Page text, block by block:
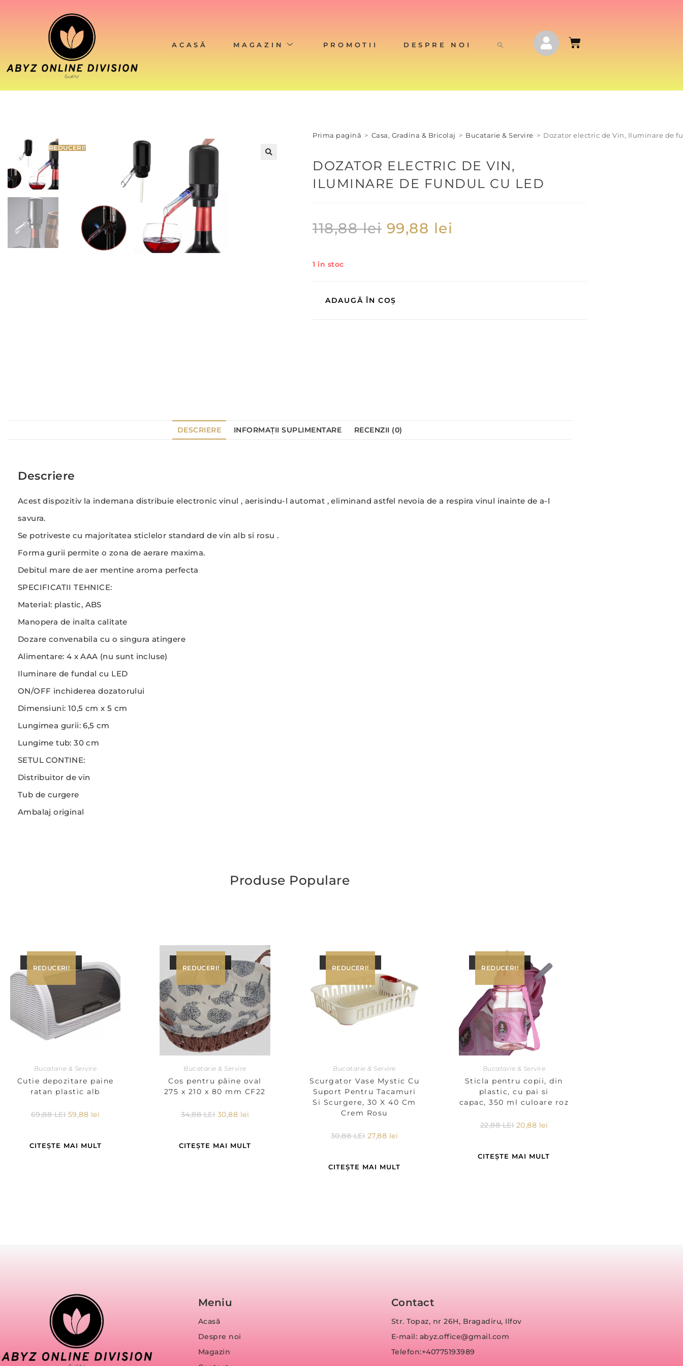
ACASĂ MAGAZIN PROMOTII DESPRE NOI
REDUCERI!
Prima pagină > Casa, Gradina & Bricolaj > Bucatarie & Servire > Dozator electric de Vin, Iluminare de
DOZATOR ELECTRIC DE VIN,
ILUMINARE DE FUNDUL CU LED
118,88lei 99,88 lei
1 în stoc
ADAUGĂ ÎN COȘ
DESCRIERE INFORMAȚII SUPLIMENTARE RECENZII (0)
Descriere
Acest dispozitiv la indemana distribuie electronic vinul , aerisindu-l automat , eliminand astfel nevoia de a respira vinul inainte de a-l
savura.
Se potriveste cu majoritatea sticlelor standard de vin alb si rosu .
Forma gurii permite o zona de aerare maxima.
Debitul mare de aer mentine aroma perfecta
SPECIFICATII TEHNICE:
Material: plastic, ABS
Manopera de inalta calitate
Dozare convenabila cu o singura atingere
Alimentare: 4 x AAA (nu sunt incluse)
Iluminare de fundal cu LED
ON/OFF inchiderea dozatorului
Dimensiuni: 10,5 cm x 5 cm
Lungimea gurii: 6,5 cm
Lungime tub: 30 cm
SETUL CONTINE:
Distribuitor de vin
Tub de curgere
Ambalaj original
Produse Populare
OUT OF STOCK
REDUCERI!
Bucatarie & Servire
Cutie depozitare paine
ratan plastic alb
69,88LEI 59,88 lei
CITEȘTE MAI MULT
OUT OF STOCK
REDUCERI!
Bucatarie & Servire
Cos pentru pâine oval
275 x 210 x 80 mm CF22
34,88LEI 30,88 lei
CITEȘTE MAI MULT
REDUCERI!
Bucatarie & Servire
Scurgator Vase Mystic Cu
Suport Pentru Tacamuri
Si Scurgere, 30 X 40 Cm
Crem Rosu
30,88LEI 27,88 lei
CITEȘTE MAI MULT
REDUCERI!
Bucatarie & Servire
Sticla pentru copii, din
plastic, cu pai si
capac, 350 ml culoare roz
22,88LEI 20,88 lei
CITEȘTE MAI MULT
Meniu
Acasă
Despre noi
Magazin
Contact
Str. Topaz, nr 26H, Bragadiru, Ilfov
E-mail: abyz.office@gmail.com
Telefon:+40775193989